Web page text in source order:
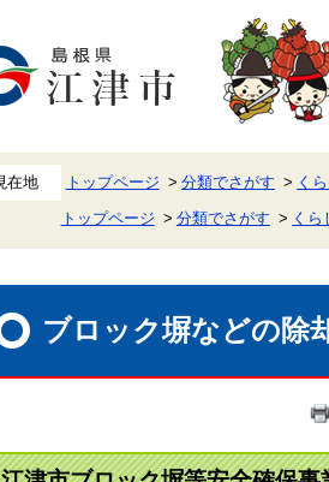
トップページ 分類でさがす く
トップページ 分類でさがす くら
ブロック塀などの除